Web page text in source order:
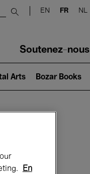
Submit search
EN FR NL
Soutenez-nous
Arts Bozar Books
En